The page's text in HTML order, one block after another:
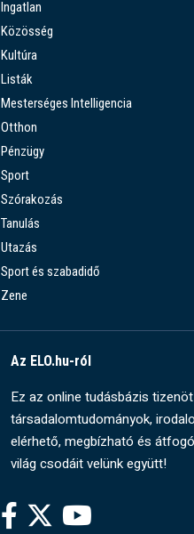
Ingatlan
Közösség
Kultúra
Listák
Mesterséges Intelligencia
Otthon
Pénzügy
Sport
Szórakozás
Tanulás
Utazás
Sport és szabadidő
Zene
Az ELO.hu-ról
Ez az online tudásbázis
társadalomtudományok,
elérhető, megbízható és
világ csodáit velünk együtt!